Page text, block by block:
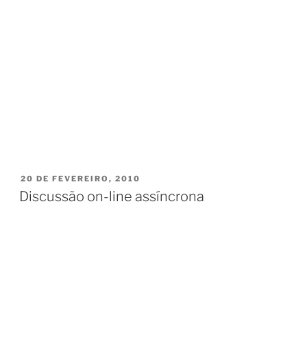
PUBLICADO
EM
20 DE FEVEREIRO, 2010
Discussão on-line assíncrona